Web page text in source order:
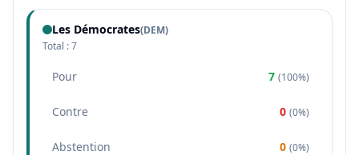
Les Démocrates(DEM)
Total :7
Pour 7 (100%)
Contre 0 (0%)
Abstention 0 (0%)